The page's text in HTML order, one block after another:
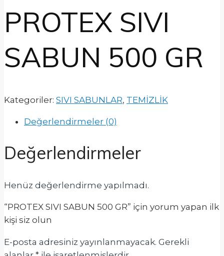
PROTEX SIVI
SABUN 500 GR
Kategoriler: SIVI SABUNLAR, TEMİZLİK
Değerlendirmeler (0)
Değerlendirmeler
Henüz değerlendirme yapılmadı.
“PROTEX SIVI SABUN 500 GR” için yorum yapan ilk
kişi siz olun
E-posta adresiniz yayınlanmayacak. Gerekli